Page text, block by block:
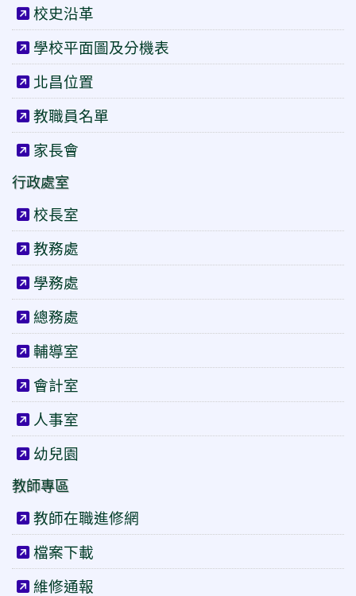
校史沿革
學校平面圖及分機表
北昌位置
教職員名單
家長會
行政處室
校長室
教務處
學務處
總務處
輔導室
會計室
人事室
幼兒園
教師專區
教師在職進修網
檔案下載
維修通報